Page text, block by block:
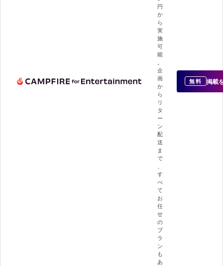
円
か
ら
実
施
可
能
企
画
か
ら
リ
タ
ー
ン
配
送
ま
で
す
べ
て
お
任
せ
の
プ
ラ
ン
も
あ
無料 掲載